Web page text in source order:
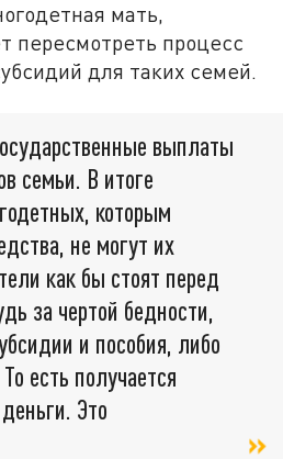
мать,
пересмотреть процесс
для таких семей.
выплаты
семьи. В итоге
которым
не могут их
как бы стоят перед
за чертой бедности,
и пособия, либо
есть получается
Это